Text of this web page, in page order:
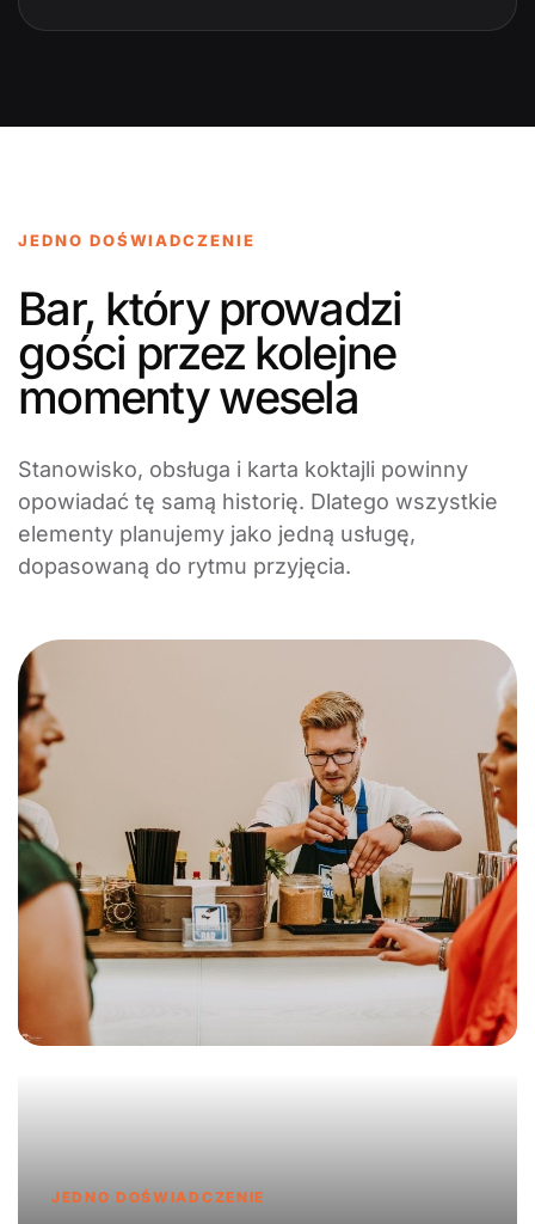
JEDNO DOŚWIADCZENIE
Bar, który prowadzi
gości przez kolejne
momenty wesela
Stanowisko, obsługa i karta koktajli powinny
opowiadać tę samą historię. Dlatego wszystkie
elementy planujemy jako jedną usługę,
dopasowaną do rytmu przyjęcia.
JEDNO DOŚWIADCZENIE